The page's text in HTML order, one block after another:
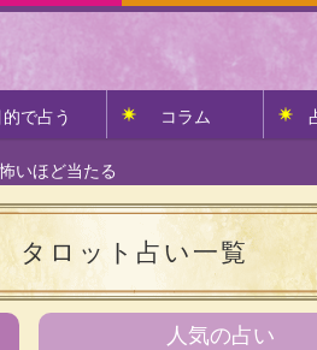
的で占う コラム
いほど当たる
タロット占い一覧
人気の占い